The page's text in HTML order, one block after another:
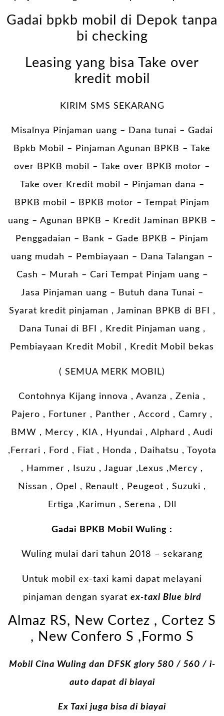
Gadai bpkb mobil di Depok tanpa
bi checking
Leasing yang bisa Take over
kredit mobil
KIRIM SMS SEKARANG
Misalnya Pinjaman uang – Dana tunai – Gadai
Bpkb Mobil
– Pinjaman Agunan BPKB – Take
over BPKB mobil – Take over BPKB motor –
Take over Kredit mobil – Pinjaman dana –
BPKB mobil – BPKB motor – Tempat Pinjam
uang – Agunan BPKB – Kredit Jaminan BPKB –
Penggadaian – Bank – Gade BPKB – Pinjam
uang mudah – Pembiayaan – Dana Talangan –
Cash – Murah – Cari Tempat Pinjam uang –
Jasa Pinjaman uang – Butuh dana Tunai –
Syarat kredit pinjaman , Jaminan BPKB di BFI ,
Dana Tunai di BFI , Kredit Pinjaman uang ,
Pembiayaan Kredit Mobil , Kredit Mobil bekas
( SEMUA MERK MOBIL)
Contohnya Kijang innova , Avanza , Zenia ,
Pajero , Fortuner , Panther , Accord , Camry ,
BMW , Mercy , KIA , Hyundai , Alphard , Audi
,Ferrari , Ford , Fiat , Honda , Daihatsu , Toyota
, Hammer , Isuzu , Jaguar ,Lexus ,Mercy ,
Nissan , Opel , Renault , Peugeot , Suzuki ,
Ertiga ,Karimun , Serena , Dll
Gadai BPKB Mobil Wuling :
Wuling mulai dari tahun 2018 – sekarang
Untuk mobil ex-taxi kami dapat melayani
pinjaman dengan syarat ex-taxi Blue bird
Almaz RS, New Cortez , Cortez S
, New Confero S ,Formo S
Mobil Cina Wuling dan DFSK glory 580 / 560 / i-
auto dapat di biayai
Ex Taxi juga bisa di biayai